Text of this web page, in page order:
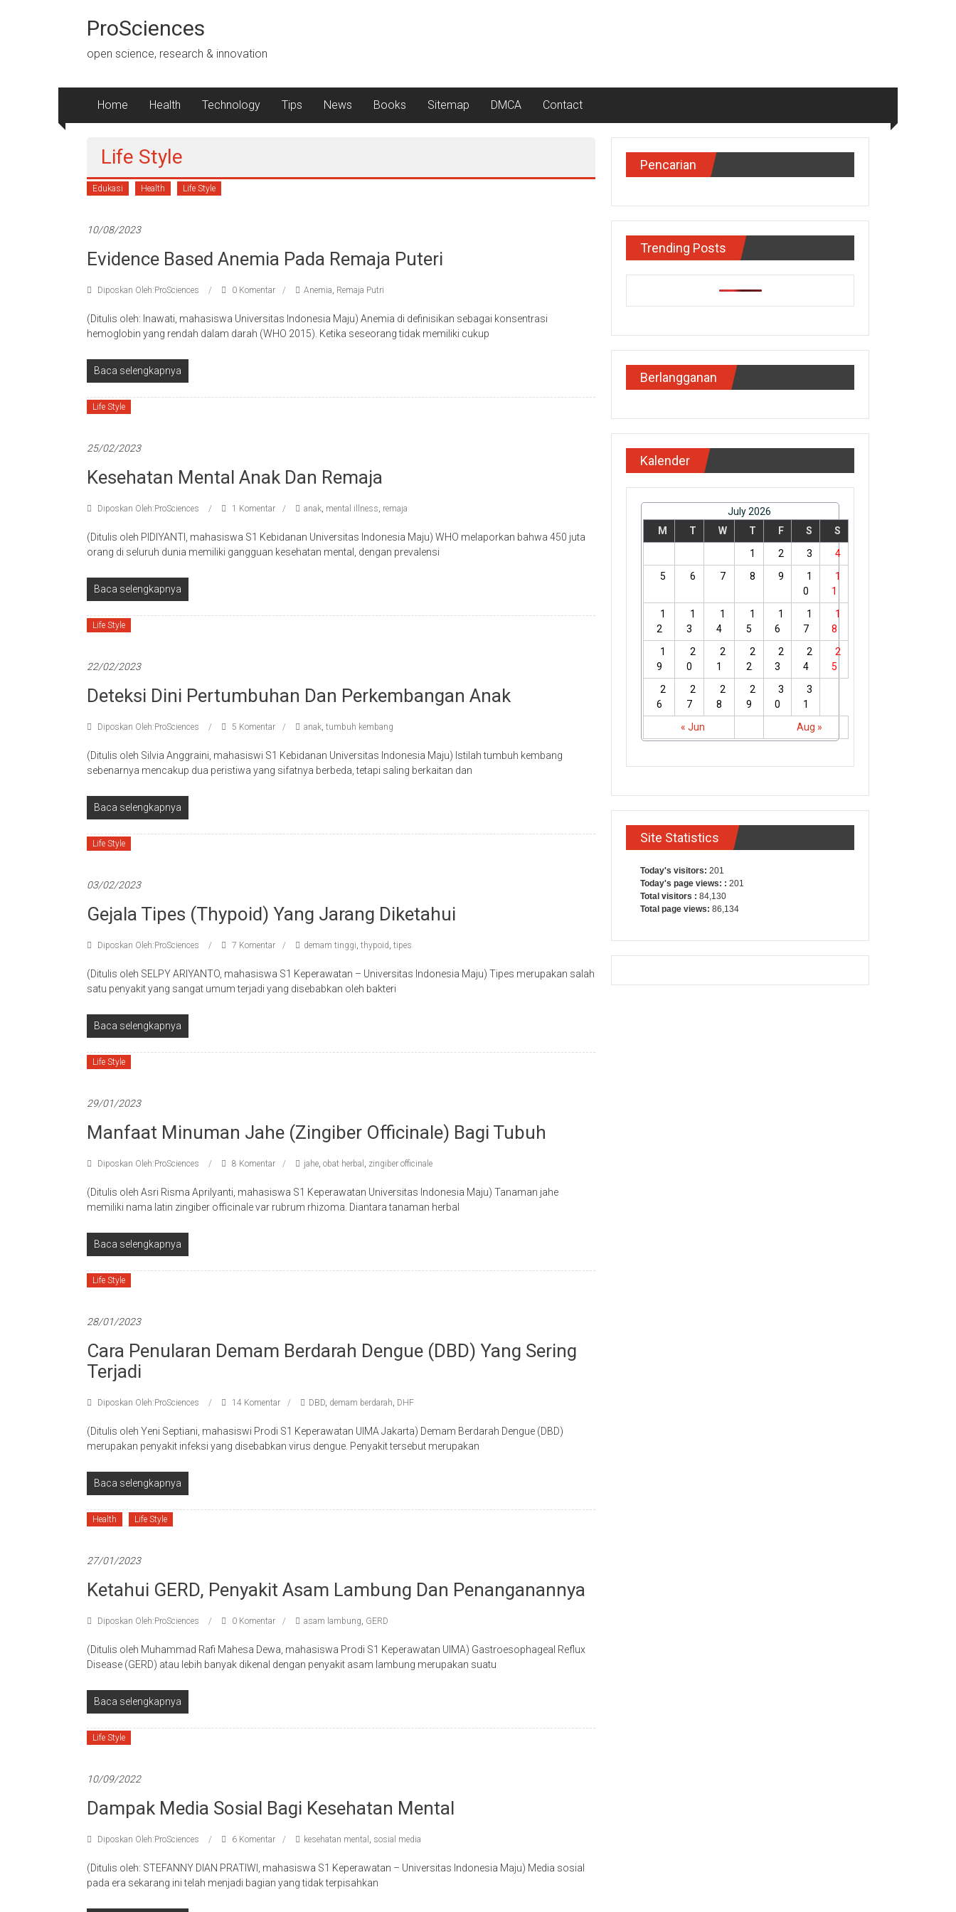
kontenProSciences
open science, research & innovation
Home Health Technology Tips News Books Sitemap DMCA Contact
Life Style
Edukasi Health Life Style
10/08/2023
Evidence Based Anemia Pada Remaja Puteri
Diposkan Oleh:ProSciences 0 Komentar Anemia, Remaja Putri
(Ditulis oleh: Inawati, mahasiswa Universitas Indonesia Maju) Anemia di definisikan sebagai konsentrasi
hemoglobin yang rendah dalam darah (WHO 2015). Ketika seseorang tidak memiliki cukup
Baca selengkapnya
Life Style
25/02/2023
Kesehatan Mental Anak Dan Remaja
Diposkan Oleh:ProSciences 1 Komentar anak, mental illness, remaja
(Ditulis oleh PIDIYANTI, mahasiswa S1 Kebidanan Universitas Indonesia Maju) WHO melaporkan bahwa 450 juta
orang di seluruh dunia memiliki gangguan kesehatan mental, dengan prevalensi
Baca selengkapnya
Life Style
22/02/2023
Deteksi Dini Pertumbuhan Dan Perkembangan Anak
Diposkan Oleh:ProSciences 5 Komentar anak, tumbuh kembang
(Ditulis oleh Silvia Anggraini, mahasiswi S1 Kebidanan Universitas Indonesia Maju) Istilah tumbuh kembang
sebenarnya mencakup dua peristiwa yang sifatnya berbeda, tetapi saling berkaitan dan
Baca selengkapnya
Life Style
03/02/2023
Gejala Tipes (Thypoid) Yang Jarang Diketahui
Diposkan Oleh:ProSciences 7 Komentar demam tinggi, thypoid, tipes
(Ditulis oleh SELPY ARIYANTO, mahasiswa S1 Keperawatan – Universitas Indonesia Maju) Tipes merupakan salah
satu penyakit yang sangat umum terjadi yang disebabkan oleh bakteri
Baca selengkapnya
Life Style
29/01/2023
Manfaat Minuman Jahe (Zingiber Officinale) Bagi Tubuh
Diposkan Oleh:ProSciences 8 Komentar jahe, obat herbal , zingiber officinale
(Ditulis oleh Asri Risma Aprilyanti, mahasiswa S1 Keperawatan Universitas Indonesia Maju) Tanaman jahe
memiliki nama latin zingiber officinale var rubrum rhizoma. Diantara tanaman herbal
Baca selengkapnya
Life Style
28/01/2023
Cara Penularan Demam Berdarah Dengue (DBD) Yang Sering
Terjadi
Diposkan Oleh:ProSciences 14 Komentar DBD, demam berdarah, DHF
(Ditulis oleh Yeni Septiani, mahasiswi Prodi S1 Keperawatan UIMA Jakarta) Demam Berdarah Dengue (DBD)
merupakan penyakit infeksi yang disebabkan virus dengue. Penyakit tersebut merupakan
Baca selengkapnya
Health Life Style
27/01/2023
Ketahui GERD, Penyakit Asam Lambung Dan Penanganannya
Diposkan Oleh:ProSciences 0 Komentar asam lambung, GERD
(Ditulis oleh Muhammad Rafi Mahesa Dewa, mahasiswa Prodi S1 Keperawatan UIMA) Gastroesophageal Reflux
Disease (GERD) atau lebih banyak dikenal dengan penyakit asam lambung merupakan suatu
Baca selengkapnya
Life Style
10/09/2022
Dampak Media Sosial Bagi Kesehatan Mental
Diposkan Oleh:ProSciences 6 Komentar kesehatan mental , sosial media
(Ditulis oleh: STEFANNY DIAN PRATIWI, mahasiswa S1 Keperawatan – Universitas Indonesia Maju) Media sosial
pada era sekarang ini telah menjadi bagian yang tidak terpisahkan
Pencarian
Trending Posts
Berlangganan
Kalender
July 2026
M
T W T F S S
« Jun Aug »
1 2 3
4
5
6 7 8 9
1
0
1
1
1
2
1
3
1
4
1
5
1
6
1
7
1
8
1
9
2
0
2
1
2
2
2
3
2
4
2
5
2
6
2
7
2
8
2
9
3
0
3
1
Site Statistics
Today's visitors: 201
Today's page views: : 201
Total visitors : 84,130
Total page views: 86,134